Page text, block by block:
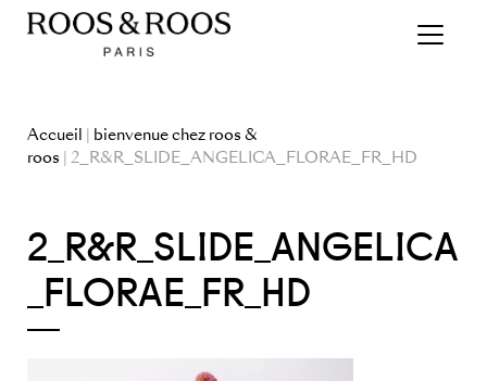
Accueil | bienvenue chez roos &
roos | 2_R&R_SLIDE_ANGELICA_FLORAE_FR_HD
2_R&R_SLIDE_ANGELICA
_FLORAE_FR_HD